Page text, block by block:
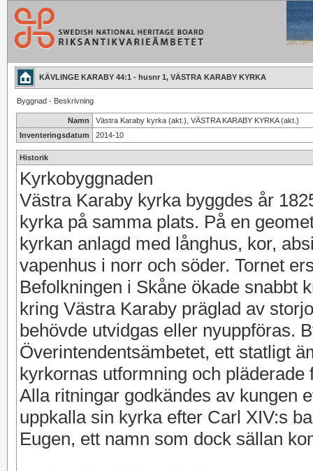
KÄVLINGE KARABY 44:1 - husnr 1, VÄSTRA KARABY KYRKA
Byggnad - Beskrivning
Namn
Västra Karaby kyrka (akt.), VÄSTRA KARABY KYRKA (akt.)
Inventeringsdatum
2014-10
Historik
Kyrkobyggnaden
Västra Karaby kyrka byggdes år
kyrka på samma plats. På en
kyrkan anlagd med långhus, kor,
vapenhus i norr och söder. Tornet
Befolkningen i Skåne ökade snabbt
kring Västra Karaby präglad av
behövde utvidgas eller nyuppföras.
Överintendentsämbetet, ett statligt
kyrkornas utformning och
Alla ritningar godkändes av kungen
uppkalla sin kyrka efter Carl XIV:s
Eugen, ett namn som dock sällan